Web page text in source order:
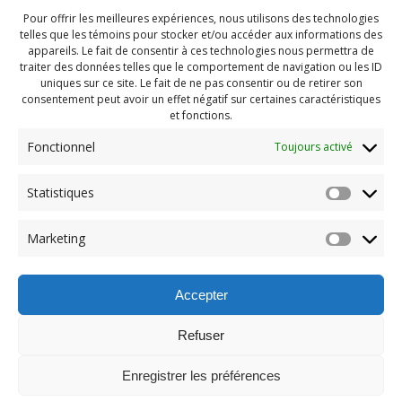
Pour offrir les meilleures expériences, nous utilisons des technologies
telles que les témoins pour stocker et/ou accéder aux informations des
appareils. Le fait de consentir à ces technologies nous permettra de
traiter des données telles que le comportement de navigation ou les ID
uniques sur ce site. Le fait de ne pas consentir ou de retirer son
consentement peut avoir un effet négatif sur certaines caractéristiques
et fonctions.
Fonctionnel Toujours activé
Statistiques
Marketing
Accepter
Refuser
Enregistrer les préférences
Navigation
de
l'article
Previous:
post:
© 2026 Maison des Jeunes de Boucherville.